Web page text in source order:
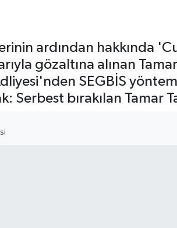
ardından hakkında
gözaltına alınan
SEGBİS
Serbest bırakılan Tamar